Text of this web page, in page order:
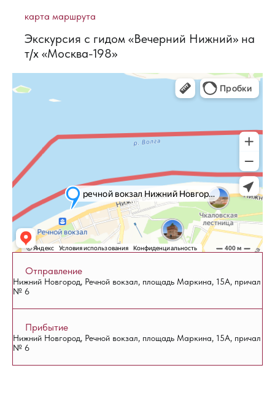
карта маршрута
Экскурсия с гидом «Вечерний Нижний» на
т/х «Москва-198»
Отправление
Нижний Новгород, Речной вокзал, площадь Маркина, 15А, причал
№ 6
Прибытие
Нижний Новгород, Речной вокзал, площадь Маркина, 15А, причал
№ 6